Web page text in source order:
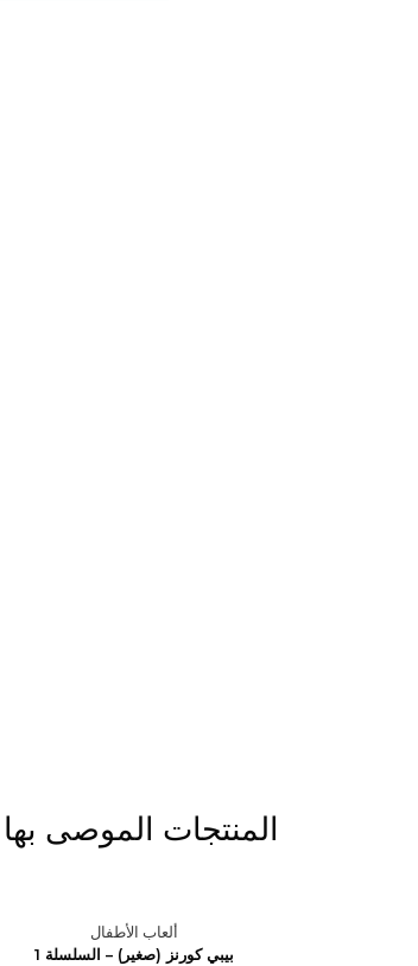
المنتجات الموصى بها
ألعاب الأطفال
بيبي كورنز (صغير) – السلسلة 1